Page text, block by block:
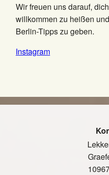
Wir freuen uns darauf,
willkommen zu heißen
Berlin-Tipps zu geben.
Instagram